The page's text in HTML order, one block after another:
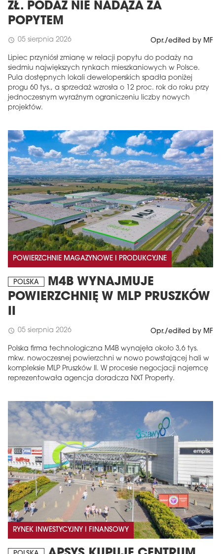
ZŁ. PODAŻ NIE NADĄŻA ZA
POPYTEM
schedule 05 sierpnia 2026 Opr./edited by MF
Lipiec przyniósł zmianę w relacji popytu do podaży na
siedmiu największych rynkach mieszkaniowych w Polsce.
Pula dostępnych lokali deweloperskich spadła poniżej
progu 60 tys., a sprzedaż wzrosła o 12 proc. rok do roku przy
jednoczesnym wyraźnym ograniczeniu liczby nowych
projektów.
POWIERZCHNIE MAGAZYNOWE I PRODUKCYJNE
POLSKA
M4B WYNAJMUJE
POWIERZCHNIĘ W MLP PRUSZKÓW
II
schedule 05 sierpnia 2026 Opr./edited by MF
Polska firma technologiczna M4B wynajęła około 3,6 tys.
mkw. nowoczesnej powierzchni w nowo powstającej hali w
kompleksie MLP Pruszków II. W procesie negocjacji najemcę
reprezentowała agencja doradcza NXT Property.
RYNEK INWESTYCYJNY I FINANSOWY